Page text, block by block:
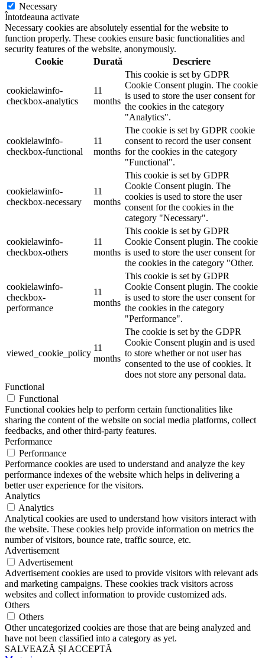
Necessary
Întotdeauna activate
Necessary cookies are absolutely essential for the website to
function properly. These cookies ensure basic functionalities and
security features of the website, anonymously.
Cookie
Durată Descriere
cookielawinfo-
checkbox-analytics
11
months
This cookie is set by GDPR
Cookie Consent plugin. The cookie
is used to store the user consent for
the cookies in the category
"Analytics".
cookielawinfo-
checkbox-functional
11
months
The cookie is set by GDPR cookie
consent to record the user consent
for the cookies in the category
"Functional".
cookielawinfo-
checkbox-necessary
11
months
This cookie is set by GDPR
Cookie Consent plugin. The
cookies is used to store the user
consent for the cookies in the
category "Necessary".
cookielawinfo-
checkbox-others
11
months
This cookie is set by GDPR
Cookie Consent plugin. The cookie
is used to store the user consent for
the cookies in the category "Other.
cookielawinfo-
checkbox-
performance
11
months
This cookie is set by GDPR
Cookie Consent plugin. The cookie
is used to store the user consent for
the cookies in the category
"Performance".
viewed_cookie_policy
11
months
The cookie is set by the GDPR
Cookie Consent plugin and is used
to store whether or not user has
consented to the use of cookies. It
does not store any personal data.
Functional
Functional
Functional cookies help to perform certain functionalities like
sharing the content of the website on social media platforms, collect
feedbacks, and other third-party features.
Performance
Performance
Performance cookies are used to understand and analyze the key
performance indexes of the website which helps in delivering a
better user experience for the visitors.
Analytics
Analytics
Analytical cookies are used to understand how visitors interact with
the website. These cookies help provide information on metrics the
number of visitors, bounce rate, traffic source, etc.
Advertisement
Advertisement
Advertisement cookies are used to provide visitors with relevant ads
and marketing campaigns. These cookies track visitors across
websites and collect information to provide customized ads.
Others
Others
Other uncategorized cookies are those that are being analyzed and
have not been classified into a category as yet.
SALVEAZĂ ȘI ACCEPTĂ